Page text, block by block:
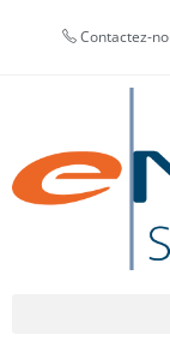
Contactez-